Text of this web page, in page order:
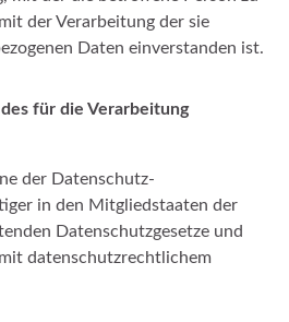
der Verarbeitung der sie
Daten einverstanden ist.
für die Verarbeitung
der Datenschutz-
in den Mitgliedstaaten der
Datenschutzgesetze und
datenschutzrechtlichem